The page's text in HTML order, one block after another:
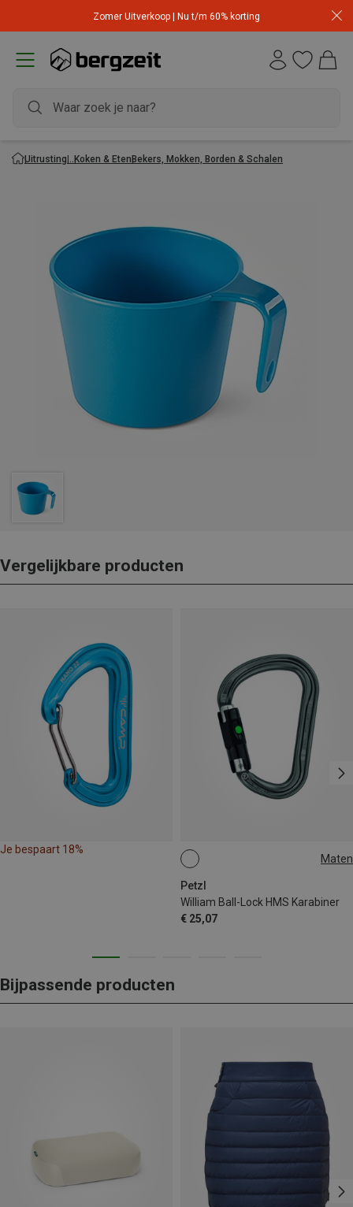
Zomer Uitverkoop | Nu t/m 60% korting
Uitrusting Koken & EtenBekers, Mokken, Borden & Schalen
Vergelijkbare producten
Je bespaart 18%
Maten
Petzl
William Ball-Lock HMS Karabiner
€ 25,07
BALL-LOCK
Bijpassende producten